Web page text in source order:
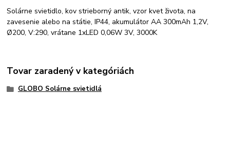
Solárne svietidlo, kov strieborný antik, vzor kvet života, na
zavesenie alebo na státie, IP44, akumulátor AA 300mAh 1,2V,
Ø200, V:290, vrátane 1xLED 0,06W 3V, 3000K
Tovar zaradený v kategóriách
GLOBO Solárne svietidlá